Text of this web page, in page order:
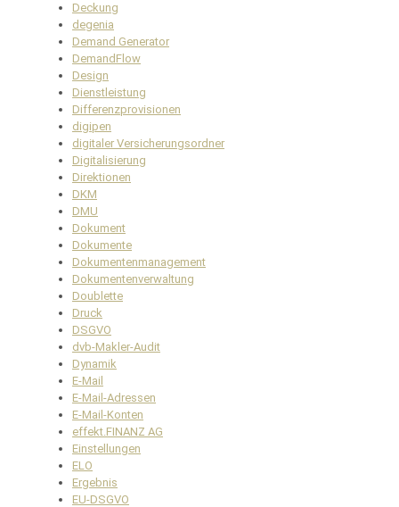
Deckung
degenia
Demand Generator
DemandFlow
Design
Dienstleistung
Differenzprovisionen
digipen
digitaler Versicherungsordner
Digitalisierung
Direktionen
DKM
DMU
Dokument
Dokumente
Dokumentenmanagement
Dokumentenverwaltung
Doublette
Druck
DSGVO
dvb-Makler-Audit
Dynamik
E-Mail
E-Mail-Adressen
E-Mail-Konten
effekt.FINANZ AG
Einstellungen
ELO
Ergebnis
EU-DSGVO